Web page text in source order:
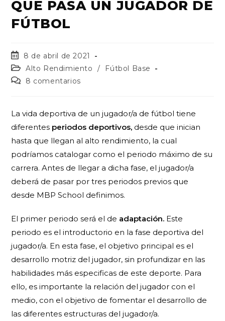
QUE PASA UN JUGADOR DE
FÚTBOL
8 de abril de 2021
Alto Rendimiento
/
Fútbol Base
8 comentarios
La vida deportiva de un jugador/a de fútbol tiene
diferentes periodos deportivos, desde que inician
hasta que llegan al alto rendimiento, la cual
podríamos catalogar como el periodo máximo de su
carrera. Antes de llegar a dicha fase, el jugador/a
deberá de pasar por tres periodos previos que
desde MBP School definimos.
El primer periodo será el de adaptación. Este
periodo es el introductorio en la fase deportiva del
jugador/a. En esta fase, el objetivo principal es el
desarrollo motriz del jugador, sin profundizar en las
habilidades más especificas de este deporte. Para
ello, es importante la relación del jugador con el
medio, con el objetivo de fomentar el desarrollo de
las diferentes estructuras del jugador/a.